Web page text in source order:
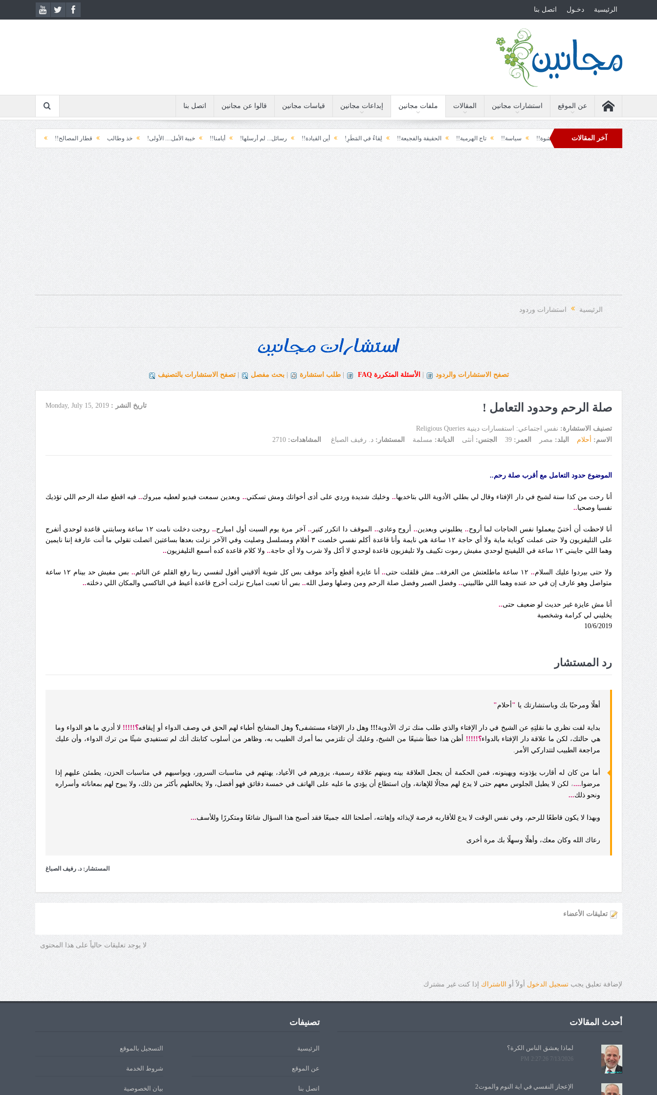
الرئيسية دخـول اتصل بنا
عن الموقع استشارات مجانين المقالات ملفات مجانين إبداعات مجانين قياسات مجانين قالوا عن مجانين اتصل بنا
آخر المقالاتالأرضة والسياسة!! لحظة نشوة!! سياسة!! تاج الهرمية!! الحقيقة والفجيعة!! لِقاءُ في المَطَرِ! أين القيادة!! رسائل... لم أرسلها! أيامنا!! خيبة الأمل.... الأولى! خذ وطالب قطار المصالح!! ابتسامة الطوارئ!
دول تل الرمل!! فوبيا الفرح المفاجئ!
الرئيسية استشارات وردود
تصفح الاستشارات والردود الأسئلة المتكررة FAQ طلب استشارة | بحث مفصل | تصفح الاستشارات بالتصنيف
صلة الرحم وحدود التعامل ! تاريخ النشر :Monday, July 15, 2019
تصنيف الاستشارة: نفس اجتماعي: استفسارات دينية Religious Queries
الاسم:
أحلام البلد: مصر العمر:39 الجنس: أنثى الديانة: مسلمة المستشار:د. رفيف الصباغ المشاهدات:2710
الموضوع حدود التعامل مع أقرب صلة رحم..
أنا رحت من كذا سنة لشيخ في دار الإفتاء وقال لي بطلي الأدوية اللي بتاخديها.. وخليك شديدة وردي على أذى أخواتك ومش تسكتي.. وبعدين سمعت فيديو لعطيه مبروك..فيه اقطع صلة الرحم اللي تؤذيك
نفسيا وصحيا..
أنا لاحظت أن أختيّ بيعملوا نفس الحاجات لما أروح.. يطلبوني وبعدين..أروح وعادي.. الموقف دا اتكرر كتير .. آخر مرة يوم السبت أول امبارح..
روحت دخلت نامت ١٢ ساعة وسابتني قاعدة لوحدي أتفرج
على التليفزيون ولا حتى عملت كوباية ماية ولا أي حاجة ١٢ ساعة هي نايمة وأنا قاعدة أكلم نفسي خلصت ٣ أفلام ومسلسل وصليت وفي الآخر نزلت بعدها بساعتين اتصلت تقولي ما أنت عارفة إننا نايمين
وهما اللي جايبني ١٢ ساعة في الليفينج لوحدي مفيش رموت تكييف ولا تليفزيون قاعدة لوحدي لا أكل ولا شرب ولا أي حاجة
.. ولا كلام قاعدة كده أسمع التليفزيون..
ولا حتى بيردوا عليك السلام.. ١٢ ساعة ماطلعتش من الغرفة ..مش قلقلت حتى.. أنا عايزة أقطع وآخد موقف بس كل شوية ألاقيني أقول لنفسي ربنا رفع القلم عن النائم..
بس مفيش حد بينام ١٢ ساعة
متواصل وهو عارف إن في حد عنده وهما اللي طالبيني.. وفضل الصبر وفضل صلة الرحم ومن وصلها وصل الله.. بس أنا تعبت امبارح نزلت أخرج قاعدة أعيط في التاكسي والمكان اللي دخلته..
أنا مش عايزة غير حديث لو ضعيف حتى..
يخليني لي كرامة وشخصية
10/6/2019
رد المستشار
أهلًا ومرحبًا بك وباستشارتك يا " أحلام"
بداية لفت نظري ما نقلتِهِ عن الشيخ في دار الإفتاء والذي طلب منك ترك الأدوية!!! وهل دار الإفتاء مستشفى؟ وهل المشايخ أطباء لهم الحق في وصف الدواء أو إيقافه؟!!!!! لا أدري ما هو الدواء وما
هي حالتك، لكن ما علاقة دار الإفتاء بالدواء؟!!!!! أظن هذا خطأ شنيعًا من الشيخ، وعليك أن تلتزمي بما أمرك الطبيب به، وظاهر من أسلوب كتابتك أنك لم تستفيدي شيئًا من ترك الدواء، وأن عليك
مراجعة الطبيب لتتداركي الأمر.
أما من كان له أقارب يؤذونه ويهينونه، فمن الحكمة أن يجعل العلاقة بينه وبينهم علاقة رسمية، يزورهم في الأعياد، يهنئهم في مناسبات السرور، ويواسيهم في مناسبات الحزن، يطمئن عليهم إذا
مرضوا ....، لكن لا يطيل الجلوس معهم حتى لا يدع لهم مجالًا للإهانة، وإن استطاع أن يؤدي ما عليه على الهاتف في خمسة دقائق فهو أفضل، ولا يخالطهم بأكثر من ذلك، ولا يبوح لهم بمعاناته وأسراره
ونحو ذلك...
وبهذا لا يكون قاطعًا للرحم، وفي نفس الوقت لا يدع للأقاربه فرصة لإيذائه وإهانته، أصلحنا الله جميعًا فقد أصبح هذا السؤال شائعًا ومتكررًا وللأسف...
رعاك الله وكان معك، وأهلًا وسهلًا بك مرة أخرى
المستشار: د. رفيف الصباغ
تعليقات الأعضاء
لا يوجد تعليقات حالياً على هذا المحتوى
لإضافة تعليق يجبتسجيل الدخول أولاً أو الاشتراك إذا كنت غير مشترك
أحدث المقالات
لماذا يعشق الناس الكرة؟
7/13/2026 2:27:26 PM
الإعجاز النفسي في آية النوم والموت2
تصنيفات
الرئيسية التسجيل بالموقع
عن الموقع شروط الخدمة
اتصل بنا بيان الخصوصية